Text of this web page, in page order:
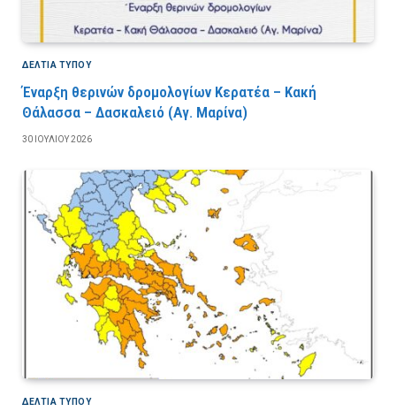
ΔΕΛΤΙΑ ΤΥΠΟΥ
Έναρξη θερινών δρομολογίων Κερατέα – Κακή
Θάλασσα – Δασκαλειό (Αγ. Μαρίνα)
30 ΙΟΥΛΊΟΥ 2026
ΔΕΛΤΙΑ ΤΥΠΟΥ